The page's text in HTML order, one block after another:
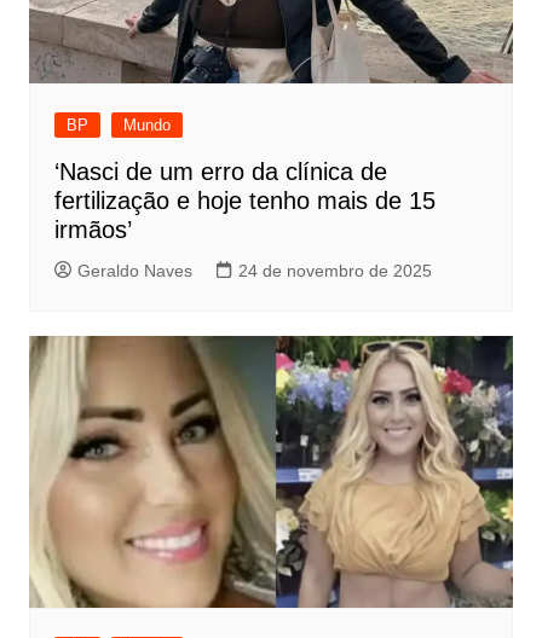
BP Mundo
‘Nasci de um erro da clínica de
fertilização e hoje tenho mais de 15
irmãos’
Geraldo Naves 24 de novembro de 2025